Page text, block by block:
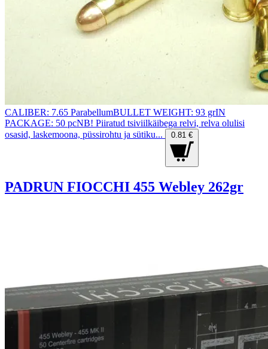
CALIBER: 7.65 ParabellumBULLET WEIGHT: 93 grIN
PACKAGE: 50 pcNB! Piiratud tsiviilkäibega relvi, relva olulisi
osasid, laskemoona, püssirohtu ja sütiku...
0.81 €
PADRUN FIOCCHI 455 Webley 262gr